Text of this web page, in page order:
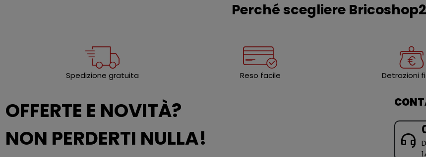
Perché scegliere
Spedizione gratuita Reso facile Detrazioni
OFFERTE E NOVITÀ?
NON PERDERTI NULLA!